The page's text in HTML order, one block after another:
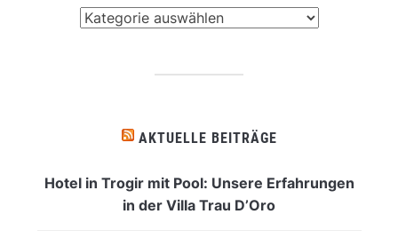
AKTUELLE BEITRÄGE
Hotel in Trogir mit Pool: Unsere Erfahrungen
in der Villa Trau D’Oro